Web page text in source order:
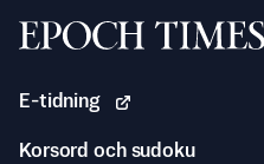
Svenska Epoch Times
E-tidning
Korsord och sudoku